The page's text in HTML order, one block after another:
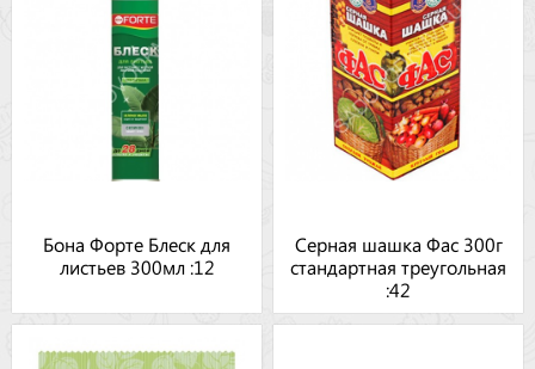
Бона Форте Блеск для
листьев 300мл :12
Серная шашка Фас 300г
стандартная треугольная
:42